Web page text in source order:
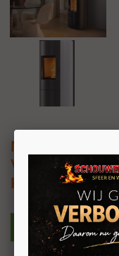
Nobis A10
Vrijstaande
Kanalisatie